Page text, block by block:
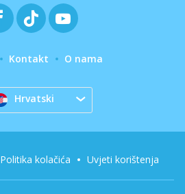
Kontakt O nama
Hrvatski
Politika kolačića Uvjeti korištenja